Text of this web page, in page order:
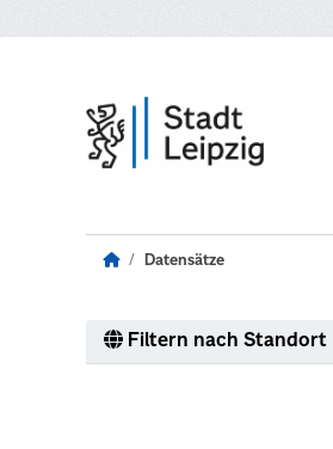
Datensätze
Filtern nach Standort